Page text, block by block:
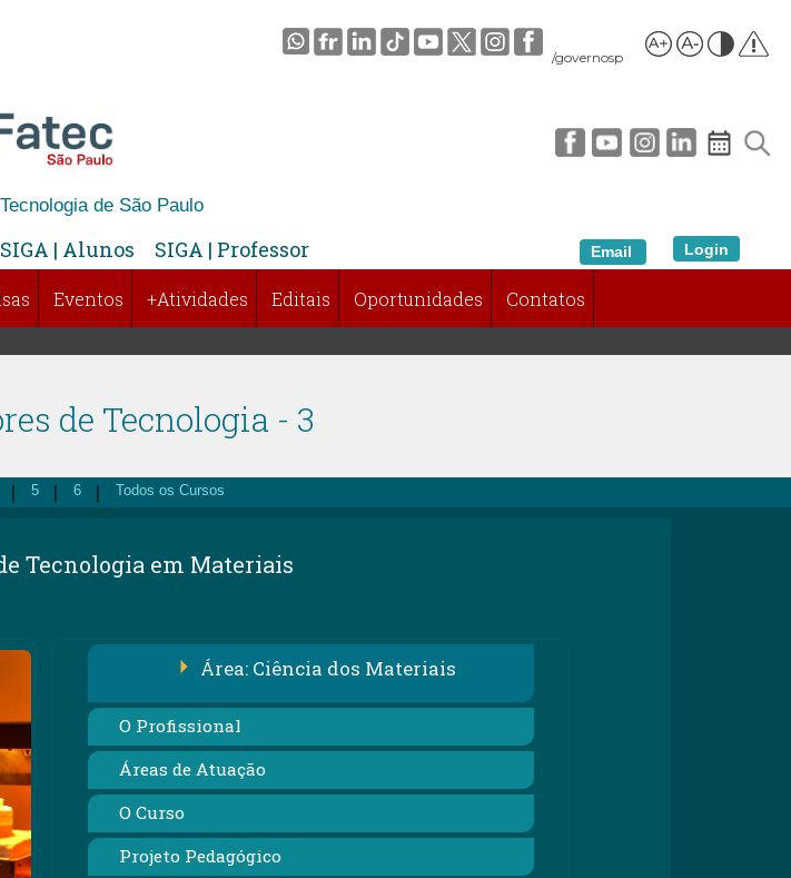
/governosp
Email
de São Paulo
SIGA | Alunos SIGA | Professor
Eventos +Atividades Editais Oportunidades Contatos
Login
de Tecnologia - 3
| 5 | 6 | Todos os Cursos
Tecnologia em Materiais
Área: Ciência dos Materiais
O Profissional
Áreas de Atuação
O Curso
Projeto Pedagógico